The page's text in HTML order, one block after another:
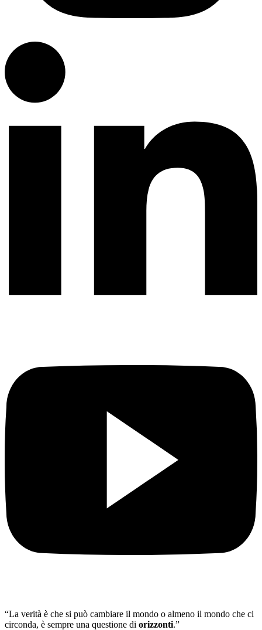
“La verità è che si può cambiare il mondo o almeno il mondo che ci
circonda, è sempre una questione di orizzonti.”